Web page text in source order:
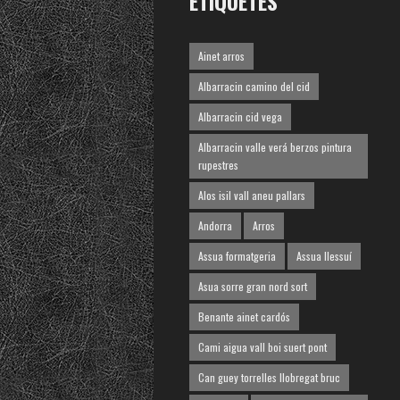
Ainet arros
Albarracin camino del cid
Albarracin cid vega
Albarracin valle verá berzos pintura
rupestres
Alos isil vall aneu pallars
Andorra
Arros
Assua formatgeria
Assua llessuí
Asua sorre gran nord sort
Benante ainet cardós
Cami aigua vall boi suert pont
Can guey torrelles llobregat bruc